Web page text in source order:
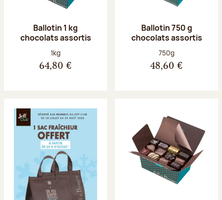
Ballotin 1 kg
chocolats assortis
Poids net :
1kg
64,80 €
Ballotin 750 g
chocolats assortis
Poids net :
750g
48,60 €